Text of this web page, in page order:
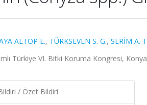
ALTOP E., TÜRKSEVEN S. G., SERİM A.
Türkiye VI. Bitki Koruma Kongresi,
/ Özet Bildiri